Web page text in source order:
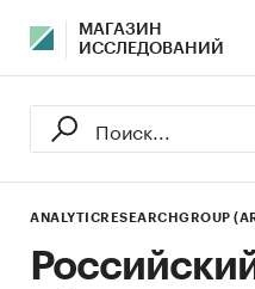
МАГАЗИН
ИССЛЕДОВАНИЙ
ANALYTICRESEARCHGROUP